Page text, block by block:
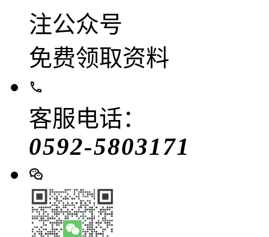
注公众号
免费领取资料
客服电话：
0592-5803171